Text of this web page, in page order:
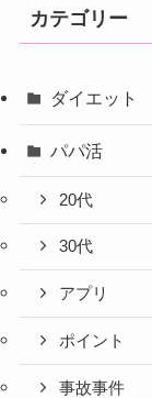
カテゴリー
ダイエット
パパ活
20代
30代
アプリ
ポイント
事故事件